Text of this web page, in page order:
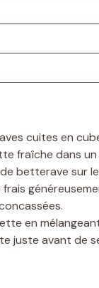
cuites en
fraîche dans un
betterave sur
en
juste avant de